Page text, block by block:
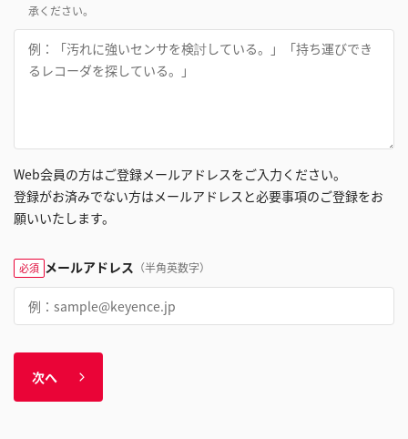
承ください。
Web会員の方はご登録メールアドレスをご入力ください。
登録がお済みでない方はメールアドレスと必要事項のご登録をお
願いいたします。
必須 メールアドレス （半角英数字）
次へ